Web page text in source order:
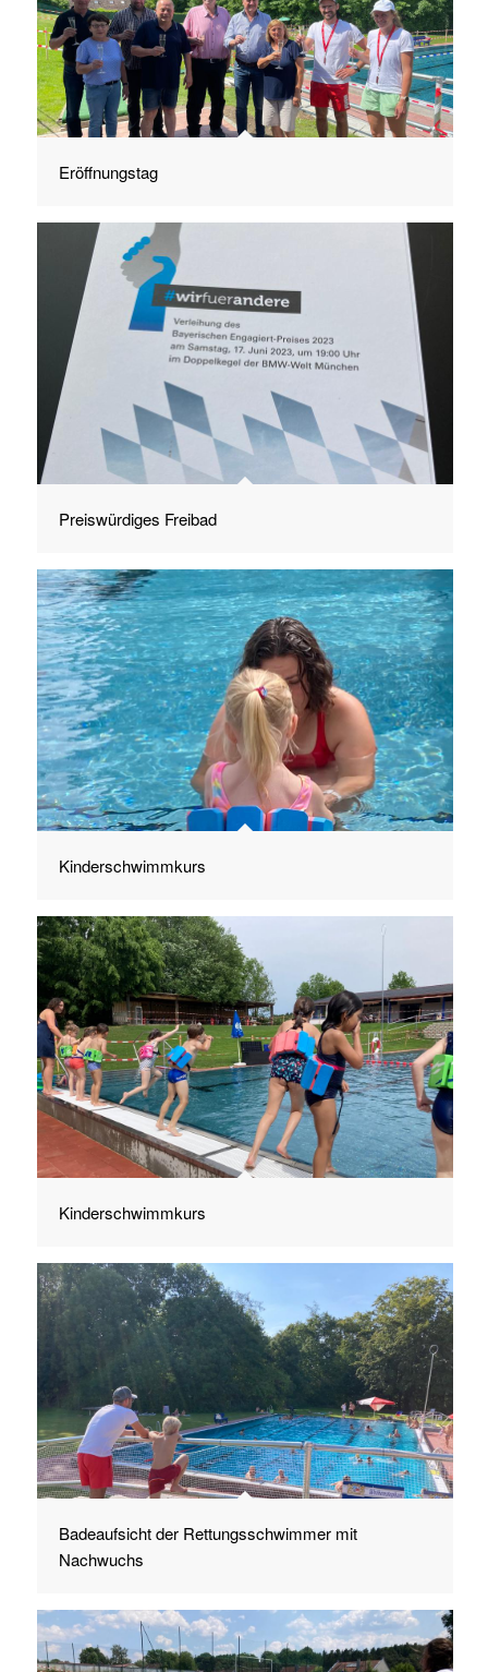
Eröffnungstag
Preiswürdiges Freibad
Kinderschwimmkurs
Kinderschwimmkurs
Badeaufsicht der Rettungsschwimmer mit
Nachwuchs